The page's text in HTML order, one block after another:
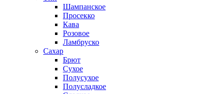
Шампанское
Просекко
Кава
Розовое
Ламбруско
Сахар
Брют
Сухое
Полусухое
Полусладкое